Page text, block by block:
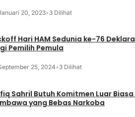
20, 2023• 3 Dilihat
Hari HAM Sedunia ke-76
Pemilih Pemula
25, 2024• 3 Dilihat
Sahril Butuh Komitmen Luar
yang Bebas Narkoba